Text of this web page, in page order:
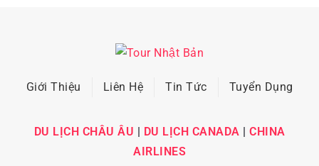
Giới Thiệu Liên Hệ Tin Tức Tuyển Dụng
DU LỊCH CHÂU ÂU | DU LỊCH CANADA | CHINA
AIRLINES